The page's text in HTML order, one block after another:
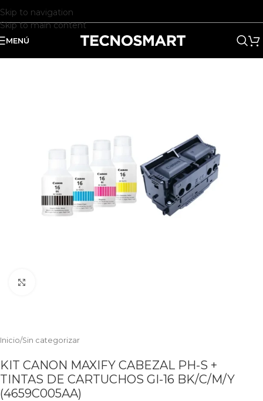
Skip to navigation
Skip to main content
MENÚ
Inicio/Sin categorizar
KIT CANON MAXIFY CABEZAL PH-S +
TINTAS DE CARTUCHOS GI-16 BK/C/M/Y
(4659C005AA)